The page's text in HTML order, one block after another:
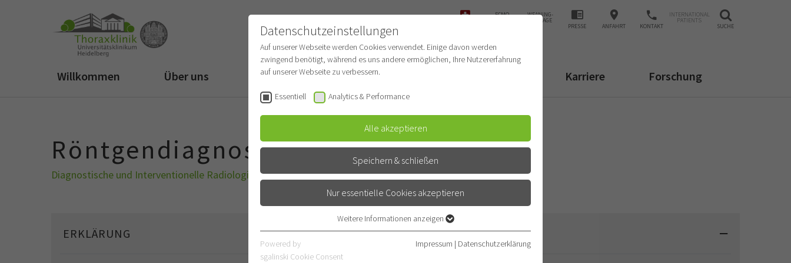
ECMO- WEANING-
ANFRAGE
PRESSE ANFAHRT KONTAKT
INTERNATIONAL
PATIENTS
SUCHE
Willkommen Über uns Für Patienten Für Ärzte Karriere Forschung
Röntgendiagnostik
Diagnostische und Interventionelle Radiologie mit Nuklearmedizin
ERKLÄRUNG
Datenschutzeinstellungen
Auf unserer Webseite werden Cookies verwendet. Einige davon werden
zwingend benötigt, während es uns andere ermöglichen, Ihre Nutzererfahrung
auf unserer Webseite zu verbessern.
Essentiell Analytics & Performance
Alle akzeptieren
Speichern & schließen
Nur essentielle Cookies akzeptieren
Essentielle Cookies werden für grundlegende Funktionen der Webseite
benötigt. Dadurch ist gewährleistet, dass die Webseite einwandfrei
Weitere Informationen anzeigen
Powered by
sgalinski Cookie Consent
Impressum | Datenschutzerklärung